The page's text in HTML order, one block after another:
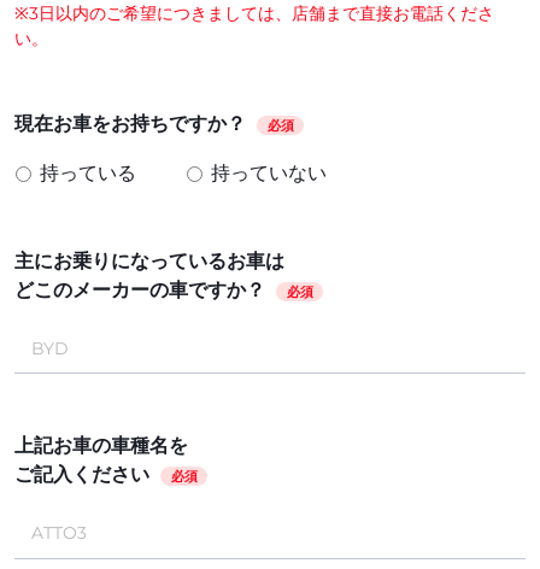
※3日以内のご希望につきましては、店舗まで直接お電話くださ
い。
現在お車をお持ちですか？ 必須
持っている 持っていない
主にお乗りになっているお車は
どこのメーカーの車ですか？
必須
上記お車の車種名を
ご記入ください
必須